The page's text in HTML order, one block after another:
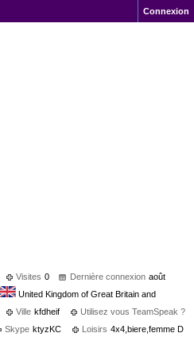
Connexion
Visites 0 Dernière connexion août
United Kingdom of Great Britain and
Ville kfdheif
Utilisez vous TeamSpeak ?
Skype ktyzKC Loisirs 4x4,biere,femme D